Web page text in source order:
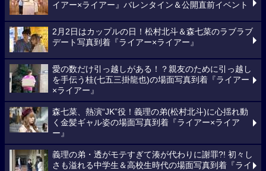
イアー×ライアー』バレンタイン＆公開直前イベント
2月2日はカップルの日！松村北斗＆森七菜のラブラブ
デート写真到着『ライアー×ライアー』
愛の数だけ引っ越しがある！？親友のために引っ越し
を手伝う桂(七五三掛龍也)の場面写真到着『ライアー
×ライアー』
森七菜、熱演“JK”役！義理の弟(松村北斗)に心揺れ動
く金髪ギャル姿の場面写真到着『ライアー×ライア
ー』
義理の弟・透がモテすぎて湊が代わりに謝罪?! 初々し
さも溢れる中学生＆高校生時代の場面写真到着『ライ